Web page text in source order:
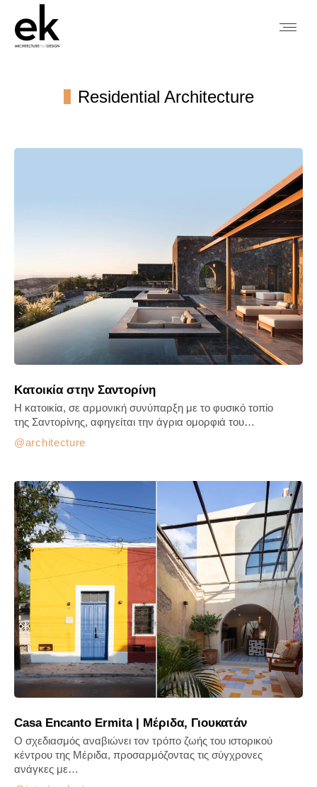
Residential Architecture
Κατοικία στην Σαντορίνη
architecture
H κατοικία, σε αρμονική συνύπαρξη με το φυσικό τοπίο
της Σαντορίνης, αφηγείται την άγρια ομορφιά του…
Casa Encanto Ermita | Μέριδα, Γιουκατάν
Ο σχεδιασμός αναβιώνει τον τρόπο ζωής του ιστορικού
κέντρου της Μέριδα, προσαρμόζοντας τις σύγχρονες
ανάγκες με…